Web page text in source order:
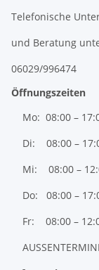
Telefonische
und Beratung
06029/996474
Öffnungszeiten
Mo: 08:00 –
Di: 08:00 –
Mi: 08:00 –
Do: 08:00 –
Fr: 08:00 –